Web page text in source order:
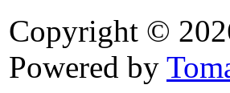
Copyright ©
Powered by